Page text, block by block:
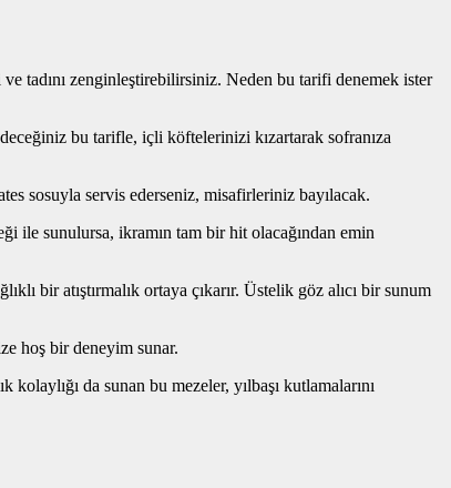
tadını zenginleştirebilirsiniz. Neden bu tarifi denemek ister
bu tarifle, içli köftelerinizi kızartarak sofranıza
sosuyla servis ederseniz, misafirleriniz bayılacak.
ile sunulursa, ikramın tam bir hit olacağından emin
bir atıştırmalık ortaya çıkarır. Üstelik göz alıcı bir sunum
hoş bir deneyim sunar.
da sunan bu mezeler, yılbaşı kutlamalarını